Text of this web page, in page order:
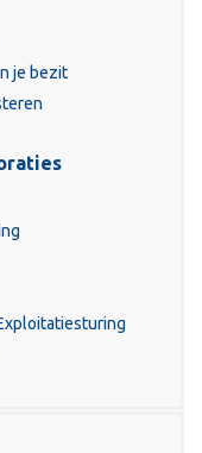
je bezit